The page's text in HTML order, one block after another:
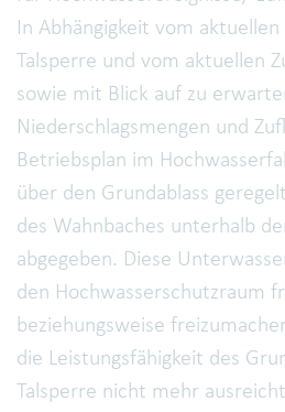
In Abhängigkeit vom
Talsperre und vom aktuellen
sowie mit Blick auf zu
Niederschlagsmengen und
Betriebsplan im
über den Grundablass
des Wahnbaches unterhalb
abgegeben. Diese
den Hochwasserschutzraum
beziehungsweise
die Leistungsfähigkeit des
Talsperre nicht mehr